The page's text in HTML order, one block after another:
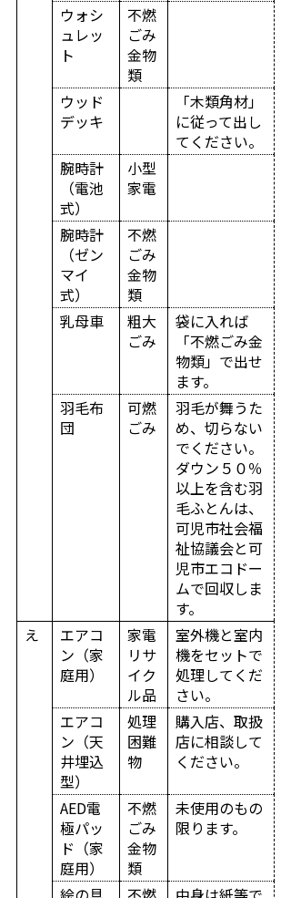
ウォシ
ュレッ
ト
不燃
ごみ
金物
類
ウッド
デッキ
「木類角材」
に従って出し
てください。
腕時計
（電池
式）
小型
家電
腕時計
（ゼン
マイ
式）
不燃
ごみ
金物
類
乳母車
粗大
ごみ
袋に入れば
「不燃ごみ金
物類」で出せ
ます。
羽毛布
団
可燃
ごみ
羽毛が舞うた
め、切らない
でください。
ダウン５０％
以上を含む羽
毛ふとんは、
可児市社会福
祉協議会と可
児市エコドー
ムで回収しま
す。
え
エアコ
ン（家
庭用）
家電
リサ
イク
ル品
室外機と室内
機をセットで
処理してくだ
さい。
エアコ
ン（天
井埋込
型）
処理
困難
物
購入店、取扱
店に相談して
ください。
AED電
極パッ
ド（家
庭用）
不燃
ごみ
金物
類
未使用のもの
限ります。